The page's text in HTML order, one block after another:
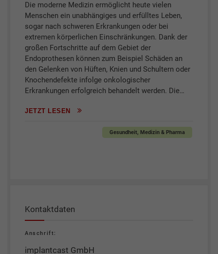
Die moderne Medizin ermöglicht heute vielen
Menschen ein unabhängiges und erfülltes Leben,
sogar nach schweren Erkrankungen oder bei
extremen körperlichen Einschränkungen. Dank der
großen Fortschritte auf dem Gebiet der
Endoprothesen können zum Beispiel Schäden an
den Gelenken von Hüften, Knien und Schultern oder
Knochendefekte infolge onkologischer
Erkrankungen erfolgreich behandelt werden. Die…
JETZT LESEN
Gesundheit, Medizin & Pharma
Kontaktdaten
Anschrift:
implantcast GmbH